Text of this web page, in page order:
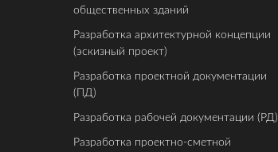
общественных зданий
Разработка архитектурной концепции
(эскизный проект)
Разработка проектной документации
(ПД)
Разработка рабочей документации (РД)
Разработка проектно-сметной